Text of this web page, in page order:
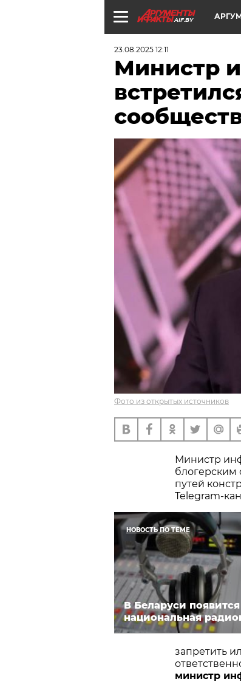
AIF.BY
23.08.2025 12:11
Министр
Фото из открытых источников
Министр
блогерским
путей
Telegram-
НОВОСТЬ ПО ТЕМЕ
В Беларуси появится
национальная
запретить
министр